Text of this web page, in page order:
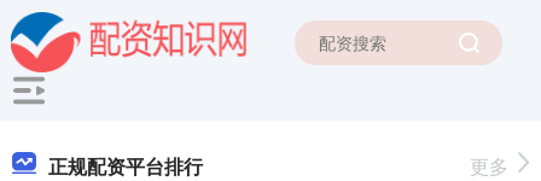
正规配资平台排行 更多